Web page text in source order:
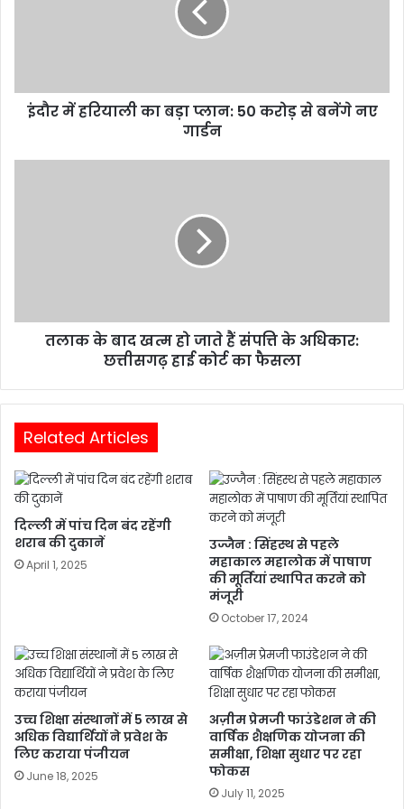
इंदौर में हरियाली का बड़ा प्लान: 50 करोड़ से बनेंगे नए
गार्डन
तलाक के बाद खत्म हो जाते हैं संपत्ति के अधिकार:
छत्तीसगढ़ हाई कोर्ट का फैसला
Related Articles
दिल्ली में पांच दिन बंद रहेंगी
शराब की दुकानें
April 1, 2025
उज्जैन : सिंहस्थ से पहले
महाकाल महालोक में पाषाण
की मूर्तियां स्थापित करने को
मंजूरी
October 17, 2024
उच्च शिक्षा संस्थानों में 5 लाख से
अधिक विद्यार्थियों ने प्रवेश के
लिए कराया पंजीयन
June 18, 2025
अज़ीम प्रेमजी फाउंडेशन ने की
वार्षिक शैक्षणिक योजना की
समीक्षा, शिक्षा सुधार पर रहा
फोकस
July 11, 2025